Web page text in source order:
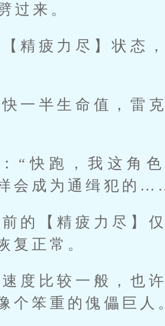
过来。
精疲力尽】状态
一半生命值，雷
“快跑，我这角
会成为通缉犯的
的【精疲力尽】
复正常。
度比较一般，也
个笨重的傀儡巨人